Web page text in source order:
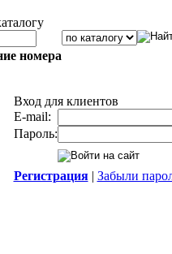
номера
Вход для клиентов
E-mail:
Пароль:
Регистрация| Забыли